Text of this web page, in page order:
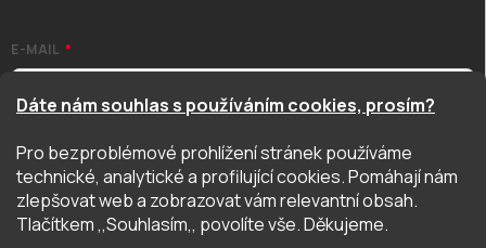
Dáte nám souhlas s používáním cookies, prosím?
Pro bezproblémové prohlížení stránek používáme
technické, analytické a profilující cookies. Pomáhají nám
zlepšovat web a zobrazovat vám relevantní obsah.
Tlačítkem ,,Souhlasím,, povolíte vše. Děkujeme.
E-MAIL
Odesláním potvrzuji, že jsem se seznámil/a se zásadami
ochrany osobních údajů. Úplné znění naleznetezde
PŘIHLÁSIT SE